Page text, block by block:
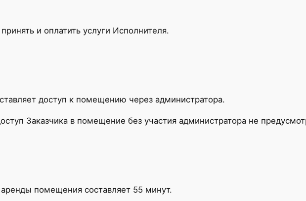
и оплатить услуги Исполнителя.
доступ к помещению через администратора.
Заказчика в помещение без участия администратора не
помещения составляет 55 минут.